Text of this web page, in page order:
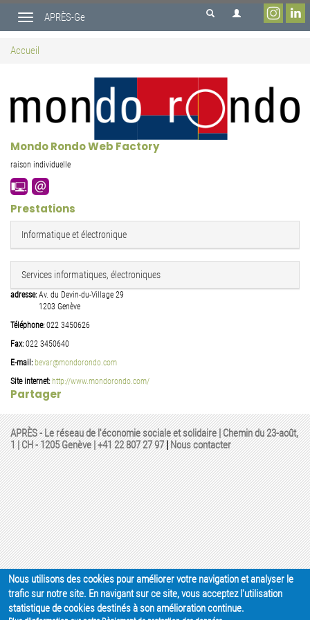
contenu
Toggle
navigation
APRÈS-Ge
Accueil
Mondo Rondo Web Factory
raison individuelle
Prestations
Informatique et électronique
Services informatiques, électroniques
adresse:Av. du Devin-du-Village 29
1203 Genève
Téléphone:022 3450626
Fax:022 3450640
E-mail: bevar@mondorondo.com
Site internet: http://www.mondorondo.com/
Partager
APRÈS - Le réseau de l'économie sociale et solidaire | Chemin du 23-août,
1 | CH - 1205 Genève |+41 22 807 27 97|Nous contacter
Nous utilisons des cookies pour améliorer votre navigation et analyser le
trafic sur notre site. En navigant sur ce site, vous acceptez l'utilisation
statistique de cookies destinés à son amélioration continue.